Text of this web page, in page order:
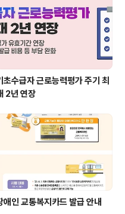
르기 위한
. 그렇다면
초수급자 근로능력평가 주기 최
2년 연장
애인 교통복지카드 발급 안내